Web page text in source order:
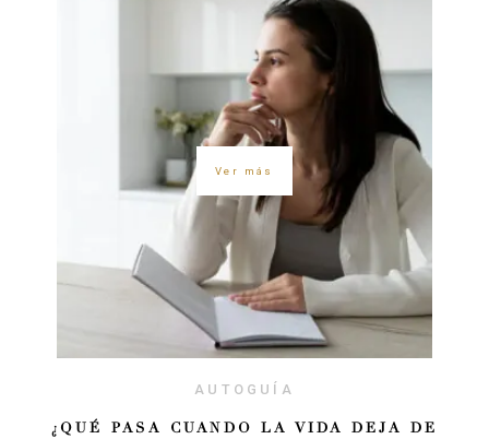
Ver más
AUTOGUÍA
¿QUÉ PASA CUANDO LA VIDA DEJA DE